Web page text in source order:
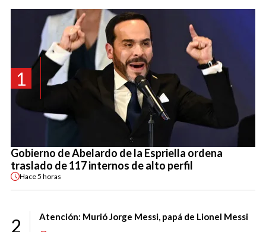
1
Gobierno de Abelardo de la Espriella ordena
traslado de 117 internos de alto perfil
Hace5 horas
2 Atención: Murió Jorge Messi, papá de Lionel Messi